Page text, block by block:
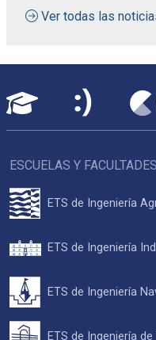
Ver todas las
ESCUELAS Y FACULTADES
ETS de Ingeniería
ETS de Ingeniería
ETS de Ingeniería
ETS de Ingeniería